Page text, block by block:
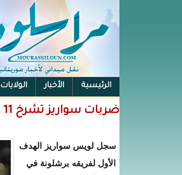
الرئيسية الأخبار الولايات
الفيس بوك
ضربات سواريز تشرخ 11 جدارا إسبانيا
سجل لويس سواريز الهدف
الأول لفريقه برشلونة في